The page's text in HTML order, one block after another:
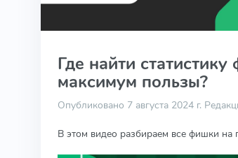
Где найти
максимум пользы?
Опубликовано 7 августа 2024 г.
В этом видео разбираем все фишки на